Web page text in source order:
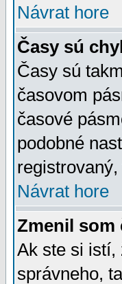
Návrat hore
Časy sú
Časy sú
časovom
časové
podobné
Návrat hore
Zmenil som
Ak ste si istí,
správneho,